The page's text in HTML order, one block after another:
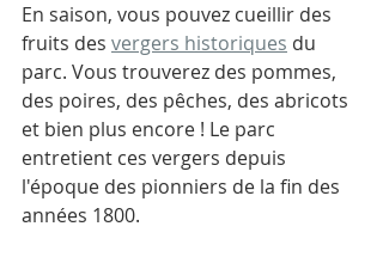
En saison, vous pouvez cueillir des
fruits des vergers historiques du
parc. Vous trouverez des pommes,
des poires, des pêches, des abricots
et bien plus encore ! Le parc
entretient ces vergers depuis
l'époque des pionniers de la fin des
années 1800.